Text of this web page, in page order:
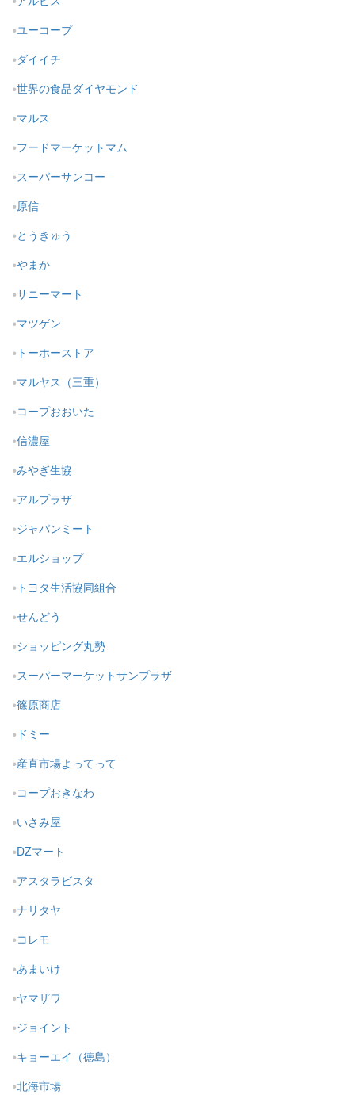
ユーコープ
ダイイチ
世界の食品ダイヤモンド
マルス
フードマーケットマム
スーパーサンコー
原信
とうきゅう
やまか
サニーマート
マツゲン
トーホーストア
マルヤス（三重）
コープおおいた
信濃屋
みやぎ生協
アルプラザ
ジャパンミート
エルショップ
トヨタ生活協同組合
せんどう
ショッピング丸勢
スーパーマーケットサンプラザ
篠原商店
ドミー
産直市場よってって
コープおきなわ
いさみ屋
DZマート
アスタラビスタ
ナリタヤ
コレモ
あまいけ
ヤマザワ
ジョイント
キョーエイ（徳島）
北海市場